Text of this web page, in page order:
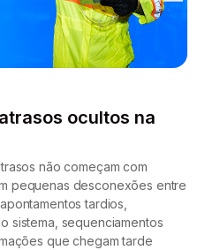
ocultos na
não começam com
pequenas desconexões entre
tardios,
sistema, sequenciamentos
que chegam tarde